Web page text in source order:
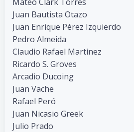
Juan Bautista Otazo
Juan Enrique Pérez Izquierdo
Pedro Almeida
Claudio Rafael Martinez
Ricardo S. Groves
Arcadio Ducoing
Juan Vache
Rafael Peró
Juan Nicasio Greek
Julio Prado